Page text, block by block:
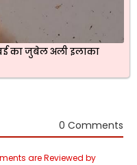
का जुबेल अली इलाका
0 Comments
are Reviewed by